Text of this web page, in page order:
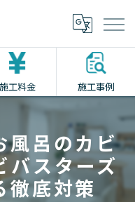
施工料金 施工事例
風呂のカビ
バスターズ
徹底対策